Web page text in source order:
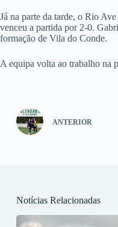
Já na parte da tarde, o Rio
venceu a partida por 2-0.
formação de Vila do Conde.
A equipa volta ao trabalho na
ANTERIOR
Notícias Relacionadas